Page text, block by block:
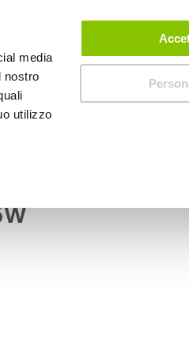
media
nostro
utilizzo
ACCEDI CREA